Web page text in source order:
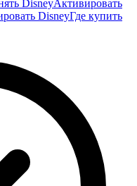
DisneyАктивировать
DisneyГде купить